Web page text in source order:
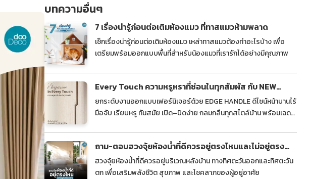
บทความอื่นๆ
7 เรื่องน่ารู้ก่อนต่อเติมห้องแมว ที่ทาสแมวห้ามพลาด
เช็กเรื่องน่ารู้ก่อนต่อเติมห้องแมว เหล่าทาสแมวต้องทำอะไรบ้าง เพื่อ
เตรียมพร้อมออกแบบพื้นที่สำหรับน้องแมวที่เรารักได้อย่างมีคุณภาพ
Every Touch ความหรูหราที่ซ่อนในทุกสัมผัส กับ NEW
EDGE HANDLE SERIES
ยกระดับงานออกแบบเฟอร์นิเจอร์ด้วย EDGE HANDLE ดีไซน์หน้าบานไร้
มือจับ เรียบหรู ทันสมัย เปิด–ปิดง่าย กลมกลืนทุกสไตล์บ้าน พร้อมเฉดสี
ถาม-ตอบฮวงจุ้ยห้องน้ำที่ดีควรอยู่ตรงไหนและไม่อยู่ตรง
ไหนของบ้าน
ฮวงจุ้ยห้องน้ำที่ดีควรอยู่บริเวณหลังบ้าน ทางทิศตะวันออกและทิศตะวัน
ตก เพื่อเสริมพลังชีวิต สุขภาพ และโชคลาภของผู้อยู่อาศัย